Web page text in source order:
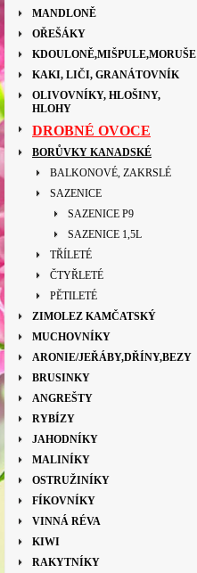
MANDLONĚ
OŘEŠÁKY
KDOULONĚ,MIŠPULE,MORUŠE
KAKI, LIČI, GRANÁTOVNÍK
OLIVOVNÍKY, HLOŠINY,
HLOHY
DROBNÉ OVOCE
BORŮVKY KANADSKÉ
BALKONOVÉ, ZAKRSLÉ
SAZENICE
SAZENICE P9
SAZENICE 1,5L
TŘÍLETÉ
ČTYŘLETÉ
PĚTILETÉ
ZIMOLEZ KAMČATSKÝ
MUCHOVNÍKY
ARONIE/JEŘÁBY,DŘÍNY,BEZY
BRUSINKY
ANGREŠTY
RYBÍZY
JAHODNÍKY
MALINÍKY
OSTRUŽINÍKY
FÍKOVNÍKY
VINNÁ RÉVA
KIWI
RAKYTNÍKY